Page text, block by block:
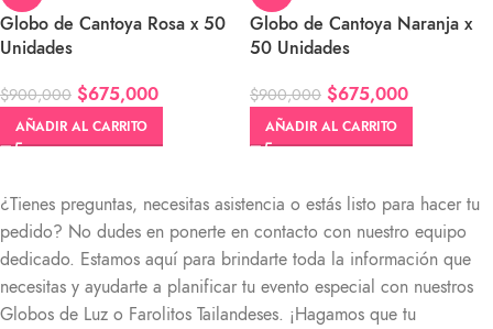
Globo de Cantoya Rosa x 50
Unidades
$900,000 $675,000
AÑADIR AL CARRITO
Globo de Cantoya Naranja x
50 Unidades
$900,000 $675,000
AÑADIR AL CARRITO
¿Tienes preguntas, necesitas asistencia o estás listo para hacer tu
pedido? No dudes en ponerte en contacto con nuestro equipo
dedicado. Estamos aquí para brindarte toda la información que
necesitas y ayudarte a planificar tu evento especial con nuestros
Globos de Luz o Farolitos Tailandeses. ¡Hagamos que tu